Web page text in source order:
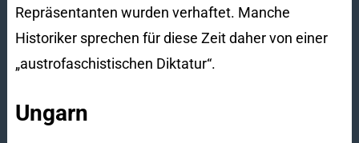
Repräsentanten wurden verhaftet. Manche
Historiker sprechen für diese Zeit daher von einer
„austrofaschistischen Diktatur“.
Ungarn